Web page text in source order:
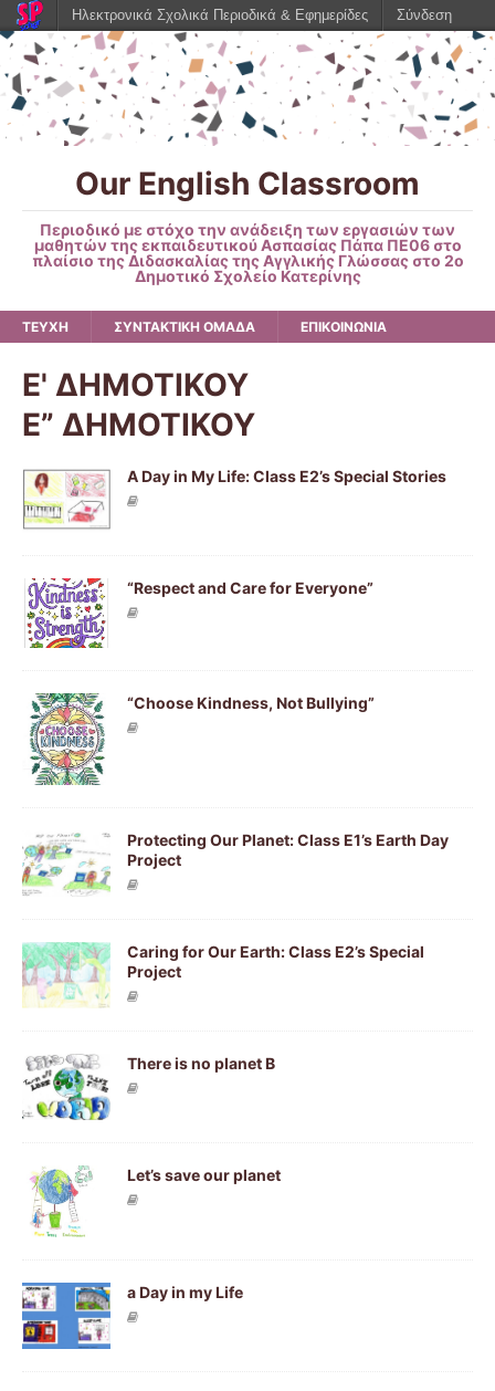
Our English Classroom
Περιοδικό με στόχο την ανάδειξη των εργασιών των
μαθητών της εκπαιδευτικού Ασπασίας Πάπα ΠΕ06 στο
πλαίσιο της Διδασκαλίας της Αγγλικής Γλώσσας στο 2ο
Δημοτικό Σχολείο Κατερίνης
ΤΕΥΧΗ ΣΥΝΤΑΚΤΙΚΗ ΟΜΑΔΑ ΕΠΙΚΟΙΝΩΝΙΑ
Ε' ΔΗΜΟΤΙΚΟΥ
Ε” ΔΗΜΟΤΙΚΟΥ
A Day in My Life: Class E2’s Special Stories
“Respect and Care for Everyone”
“Choose Kindness, Not Bullying”
Protecting Our Planet: Class E1’s Earth Day
Project
Caring for Our Earth: Class E2’s Special
Project
There is no planet B
Let’s save our planet
a Day in my Life
Ηλεκτρονικά Σχολικά Περιοδικά & Εφημερίδες Σύνδεση